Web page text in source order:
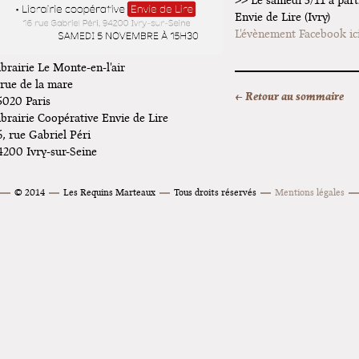
Le Monte-en-l'air
de la mare
Paris
Coopérative Envie de Lire
rue Gabriel Péri
Ivry-sur-Seine
Envie de Lire (Ivry)
L'évènement Facebook
← Retour au sommaire
© 2014 Les Requins Marteaux Tous droits réservés Mentions légales
"Fungirl : Funeral
"Vulva Viking" : Elizabeth
et Vincennes !
de Gwénola Carrère à